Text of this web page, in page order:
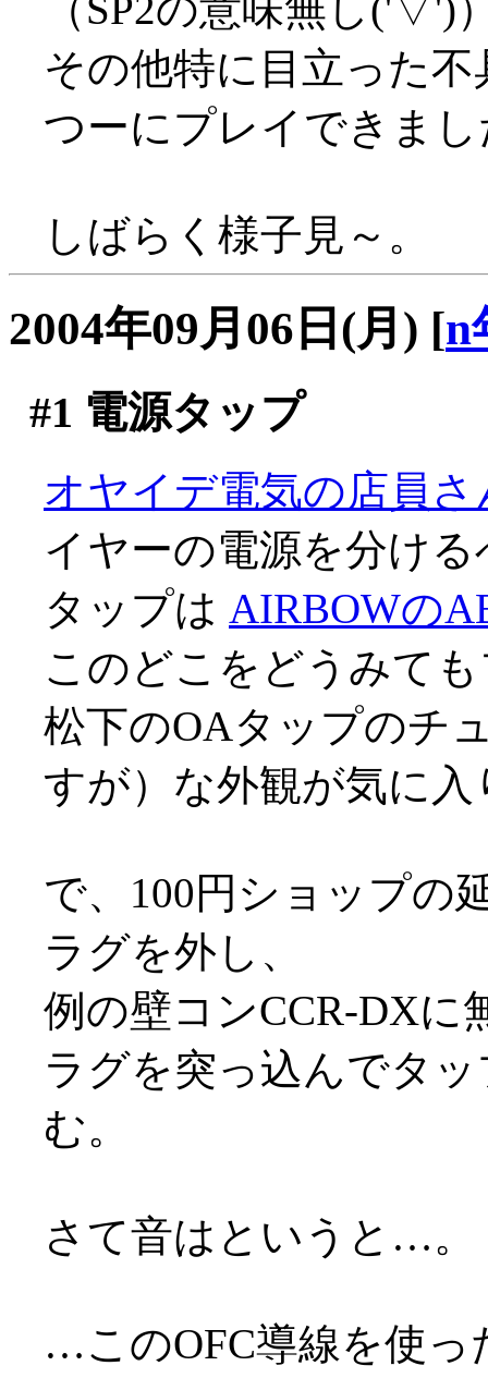
その他特に目立った
つーにプレイできま
しばらく様子見～。
2004年09月06日(月) [n
#1 電源タップ
オヤイデ電気の店員さ
イヤーの電源を分け
タップは AIRBOWの
このどこをどうみて
松下のOAタップのチ
すが）な外観が気に
で、100円ショップの
ラグを外し、
例の壁コンCCR-DXに
ラグを突っ込んでタ
む。
さて音はというと…。
…このOFC導線を使っ